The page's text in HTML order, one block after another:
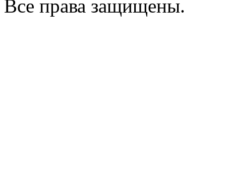
Все права защищены.